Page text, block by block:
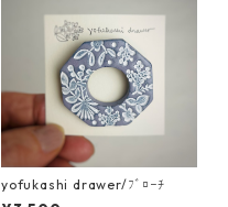
yofukashi drawer/ﾌﾞﾛｰﾁ